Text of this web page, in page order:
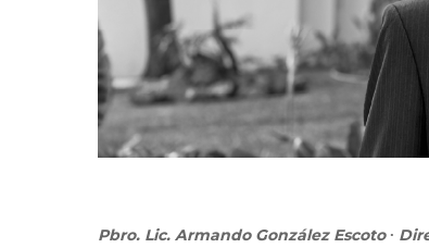
Pbro. Lic. Armando González Escoto ∙